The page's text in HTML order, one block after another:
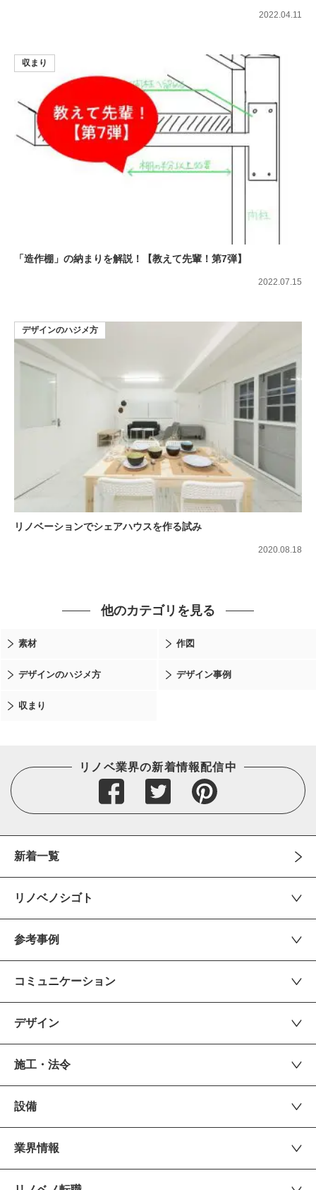
2022.04.11
「造作棚」の納まりを解説！【教えて先輩！第7弾】
収まり
2022.07.15
リノベーションでシェアハウスを作る試み
デザインのハジメ方
2020.08.18
他のカテゴリを見る
素材 作図
デザインのハジメ方 デザイン事例
収まり
リノベ業界の新着情報配信中
新着一覧
リノベノシゴト
参考事例
コミュニケーション
デザイン
施工・法令
設備
業界情報